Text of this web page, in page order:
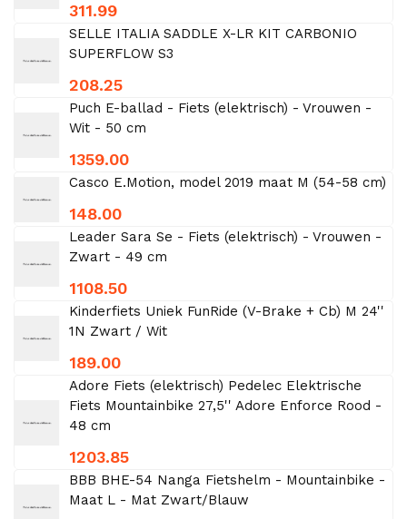
311.99
SELLE ITALIA SADDLE X-LR KIT CARBONIO
SUPERFLOW S3
208.25
Puch E-ballad - Fiets (elektrisch) - Vrouwen -
Wit - 50 cm
1359.00
Casco E.Motion, model 2019 maat M (54-58 cm)
148.00
Leader Sara Se - Fiets (elektrisch) - Vrouwen -
Zwart - 49 cm
1108.50
Kinderfiets Uniek FunRide (V-Brake + Cb) M 24''
1N Zwart / Wit
189.00
Adore Fiets (elektrisch) Pedelec Elektrische
Fiets Mountainbike 27,5'' Adore Enforce Rood -
48 cm
1203.85
BBB BHE-54 Nanga Fietshelm - Mountainbike -
Maat L - Mat Zwart/Blauw